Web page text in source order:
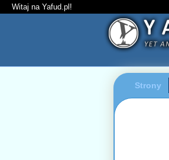
Witaj na Yafud.pl!
Strony